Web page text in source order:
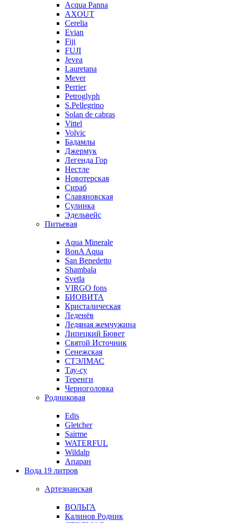
Acqua Panna
AXOUT
Cerelia
Evian
Fiji
FUJI
Jevea
Lauretana
Mever
Perrier
Petroglyph
S.Pellegrino
Solan de cabras
Vittel
Volvic
Бадамлы
Джермук
Легенда Гор
Нестле
Новотерская
Сираб
Славяновская
Сулинка
Эдельвейс
Питьевая
Aqua Minerale
BonA Aqua
San Benedetto
Shambala
Svetla
VIRGO fons
БИОВИТА
Кристалическая
Леденёв
Ледяная жемчужина
Липецкий Бювет
Святой Источник
Сенежская
СТЭЛМАС
Тау-су
Теренги
Черноголовка
Родниковая
Edis
Gletcher
Sairme
WATERFUL
Wildalp
Апаран
Вода 19 литров
Артезианская
ВОЛЬГА
Калинов Родник